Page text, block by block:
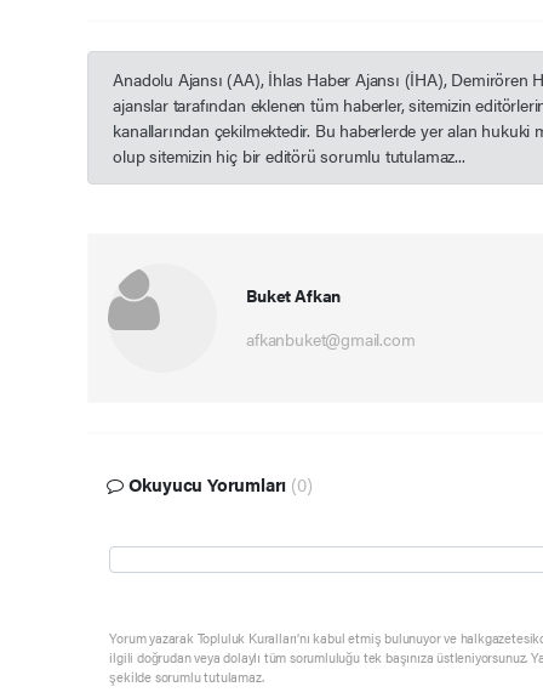
Anadolu Ajansı (AA), İhlas Haber Ajansı (İHA), Demirören
ajanslar tarafından eklenen tüm haberler, sitemizin
kanallarından çekilmektedir. Bu haberlerde yer alan hukuki
olup sitemizin hiç bir editörü sorumlu tutulamaz...
Buket Afkan
afkanbuket@gmail.com
Okuyucu Yorumları (0)
Yorum yazarak Topluluk Kuralları’nı kabul etmiş bulunuyor ve
ilgili doğrudan veya dolaylı tüm sorumluluğu tek başınıza üstleniyorsunuz.
şekilde sorumlu tutulamaz.